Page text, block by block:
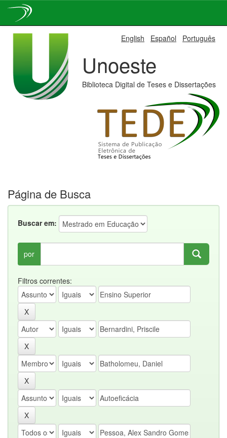
English Español Português
Unoeste
Biblioteca Digital de Teses e Dissertações
Página de Busca
Buscar em:
por
Filtros correntes: